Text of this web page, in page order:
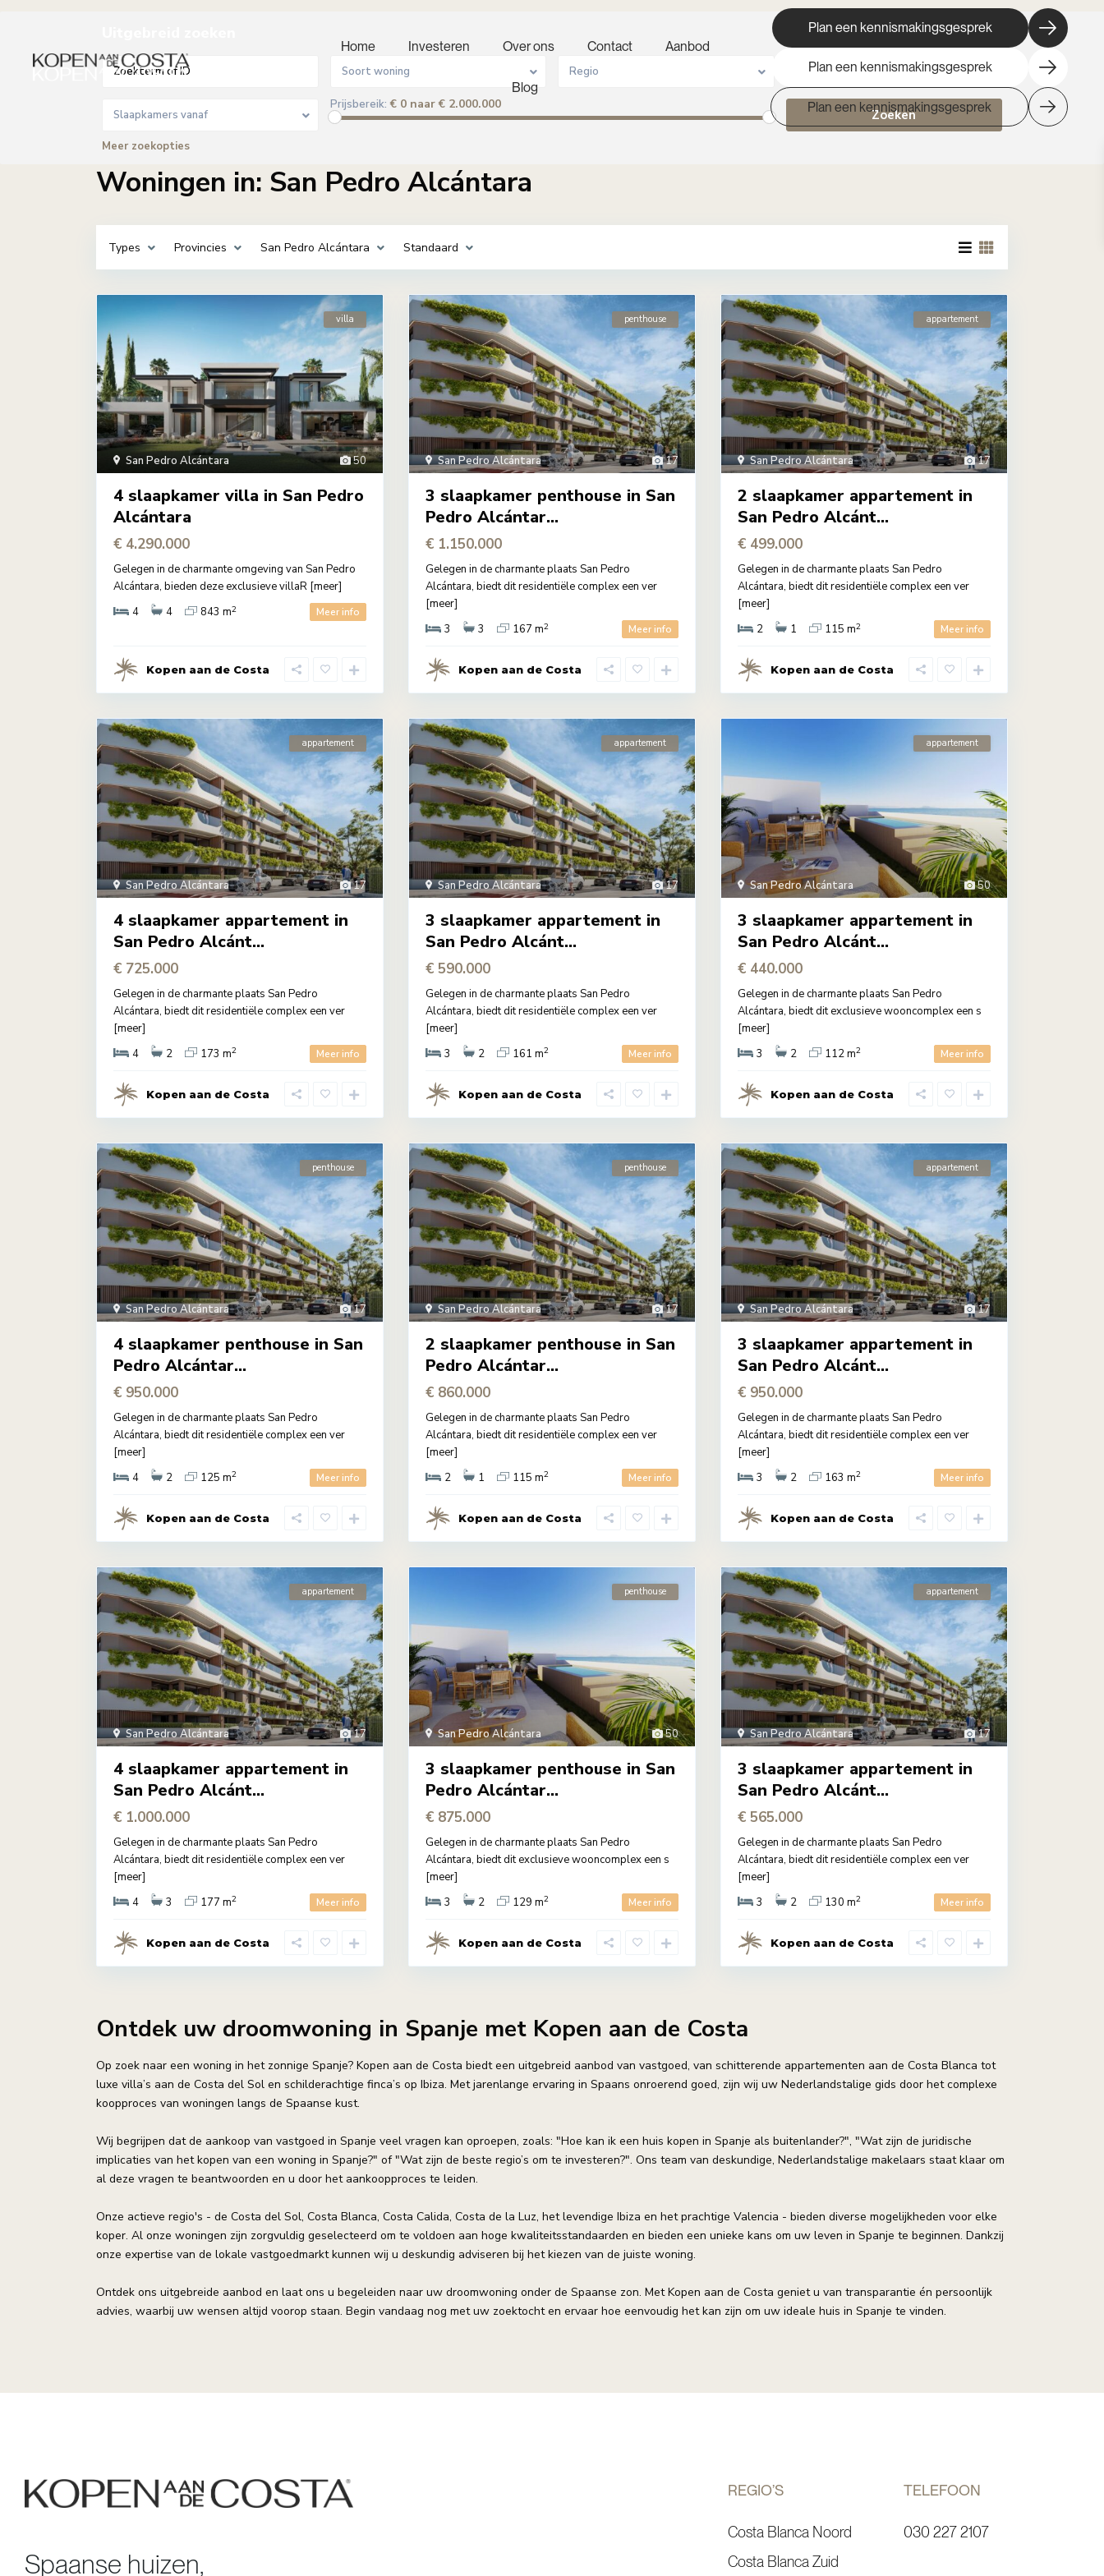
Home Investeren Over ons Contact Aanbod
Blog
Plan een kennismakingsgesprek
Plan een kennismakingsgesprek
Plan een kennismakingsgesprek
Soort woning Regio Stad
Slaapkamers vanaf
Prijsbereik: € 0 naar € 2.000.000
Meer zoekopties
Woningen in: San Pedro Alcántara
Types Provincies San Pedro Alcántara Standaard
50
San Pedro Alcántara
villa
4 slaapkamer villa in San Pedro
Alcántara
€ 4.290.000
Gelegen in de charmante omgeving van San Pedro
Alcántara, bieden deze exclusieve villaR [meer]
4
4 843 m2 Meer info
Kopen aan de Costa
17
San Pedro Alcántara
penthouse
3 slaapkamer penthouse in San
Pedro Alcántar...
€ 1.150.000
Gelegen in de charmante plaats San Pedro
Alcántara, biedt dit residentiële complex een ver
[meer]
3
3 167 m2 Meer info
Kopen aan de Costa
17
San Pedro Alcántara
appartement
2 slaapkamer appartement in
San Pedro Alcánt...
€ 499.000
Gelegen in de charmante plaats San Pedro
Alcántara, biedt dit residentiële complex een ver
[meer]
2
1 115 m2 Meer info
Kopen aan de Costa
17
San Pedro Alcántara
appartement
4 slaapkamer appartement in
San Pedro Alcánt...
€ 725.000
Gelegen in de charmante plaats San Pedro
Alcántara, biedt dit residentiële complex een ver
[meer]
4
2 173 m2 Meer info
Kopen aan de Costa
17
San Pedro Alcántara
appartement
3 slaapkamer appartement in
San Pedro Alcánt...
€ 590.000
Gelegen in de charmante plaats San Pedro
Alcántara, biedt dit residentiële complex een ver
[meer]
3
2 161 m2 Meer info
Kopen aan de Costa
50
San Pedro Alcántara
appartement
3 slaapkamer appartement in
San Pedro Alcánt...
€ 440.000
Gelegen in de charmante plaats San Pedro
Alcántara, biedt dit exclusieve wooncomplex een s
[meer]
3
2 112 m2 Meer info
Kopen aan de Costa
17
San Pedro Alcántara
penthouse
4 slaapkamer penthouse in San
Pedro Alcántar...
€ 950.000
Gelegen in de charmante plaats San Pedro
Alcántara, biedt dit residentiële complex een ver
[meer]
4
2 125 m2 Meer info
Kopen aan de Costa
17
San Pedro Alcántara
penthouse
2 slaapkamer penthouse in San
Pedro Alcántar...
€ 860.000
Gelegen in de charmante plaats San Pedro
Alcántara, biedt dit residentiële complex een ver
[meer]
2
1 115 m2 Meer info
Kopen aan de Costa
17
San Pedro Alcántara
appartement
3 slaapkamer appartement in
San Pedro Alcánt...
€ 950.000
Gelegen in de charmante plaats San Pedro
Alcántara, biedt dit residentiële complex een ver
[meer]
3
2 163 m2 Meer info
Kopen aan de Costa
17
San Pedro Alcántara
appartement
4 slaapkamer appartement in
San Pedro Alcánt...
€ 1.000.000
Gelegen in de charmante plaats San Pedro
Alcántara, biedt dit residentiële complex een ver
[meer]
4
3 177 m2 Meer info
Kopen aan de Costa
50
San Pedro Alcántara
penthouse
3 slaapkamer penthouse in San
Pedro Alcántar...
€ 875.000
Gelegen in de charmante plaats San Pedro
Alcántara, biedt dit exclusieve wooncomplex een s
[meer]
3
2 129 m2 Meer info
Kopen aan de Costa
17
San Pedro Alcántara
appartement
3 slaapkamer appartement in
San Pedro Alcánt...
€ 565.000
Gelegen in de charmante plaats San Pedro
Alcántara, biedt dit residentiële complex een ver
[meer]
3
2 130 m2 Meer info
Kopen aan de Costa
Ontdek uw droomwoning in Spanje met Kopen aan de Costa
Op zoek naar een woning in het zonnige Spanje? Kopen aan de Costa biedt een uitgebreid aanbod van vastgoed, van schitterende appartementen aan de Costa Blanca tot
luxe villa’s aan de Costa del Sol en schilderachtige finca’s op Ibiza. Met jarenlange ervaring in Spaans onroerend goed, zijn wij uw Nederlandstalige gids door het complexe
koopproces van woningen langs de Spaanse kust.
Wij begrijpen dat de aankoop van vastgoed in Spanje veel vragen kan oproepen, zoals: "Hoe kan ik een huis kopen in Spanje als buitenlander?", "Wat zijn de juridische
implicaties van het kopen van een woning in Spanje?" of "Wat zijn de beste regio’s om te investeren?". Ons team van deskundige, Nederlandstalige makelaars staat klaar om
al deze vragen te beantwoorden en u door het aankoopproces te leiden.
Onze actieve regio's - de Costa del Sol, Costa Blanca, Costa Calida, Costa de la Luz, het levendige Ibiza en het prachtige Valencia - bieden diverse mogelijkheden voor elke
koper. Al onze woningen zijn zorgvuldig geselecteerd om te voldoen aan hoge kwaliteitsstandaarden en bieden een unieke kans om uw leven in Spanje te beginnen. Dankzij
onze expertise van de lokale vastgoedmarkt kunnen wij u deskundig adviseren bij het kiezen van de juiste woning.
Ontdek ons uitgebreide aanbod en laat ons u begeleiden naar uw droomwoning onder de Spaanse zon. Met Kopen aan de Costa geniet u van transparantie én persoonlijk
advies, waarbij uw wensen altijd voorop staan. Begin vandaag nog met uw zoektocht en ervaar hoe eenvoudig het kan zijn om uw ideale huis in Spanje te vinden.
Spaanse huizen,
REGIO’S
Costa Blanca Noord
Costa Blanca Zuid
TELEFOON
030 227 2107